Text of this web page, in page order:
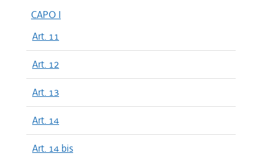
CAPO I
Art. 11
Art. 12
Art. 13
Art. 14
Art. 14 bis